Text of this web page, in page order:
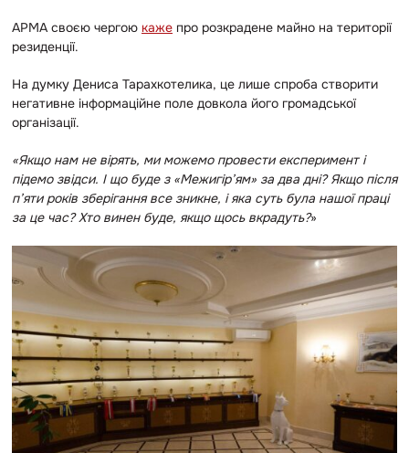
АРМА своєю чергою каже про розкрадене майно на території
резиденції.
На думку Дениса Тарахкотелика, це лише спроба створити
негативне інформаційне поле довкола його громадської
організації.
«Якщо нам не вірять, ми можемо провести експеримент і
підемо звідси. І що буде з «Межигір’ям» за два дні? Якщо після
п’яти років зберігання все зникне, і яка суть була нашої праці
за це час? Хто винен буде, якщо щось вкрадуть?»